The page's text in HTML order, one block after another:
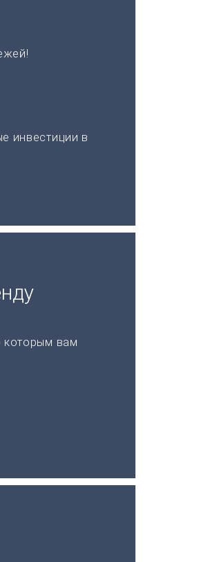
инвестиции в
которым вам